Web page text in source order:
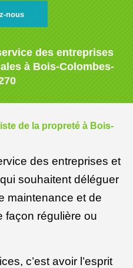
nous
des entreprises
à Bois-Colombes-
de la propreté à Bois-
des entreprises et
souhaitent déléguer
maintenance et de
façon régulière ou
c’est avoir l’esprit